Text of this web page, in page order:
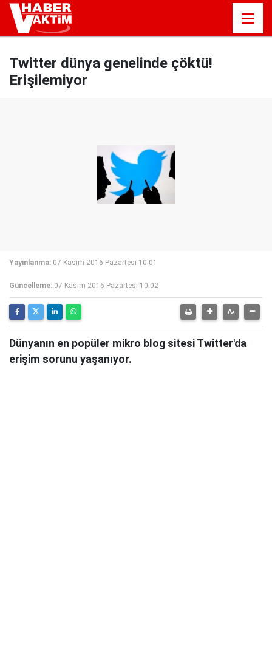
Twitter dünya genelinde çöktü!
Erişilemiyor
Yayınlanma: 07 Kasım 2016 Pazartesi 10:01
Güncelleme: 07 Kasım 2016 Pazartesi 10:02
Dünyanın en popüler mikro blog sitesi Twitter'da
erişim sorunu yaşanıyor.